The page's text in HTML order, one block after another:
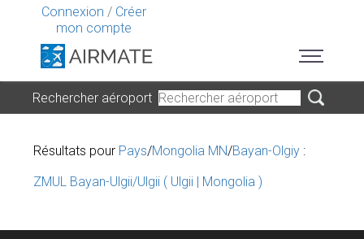
Connexion / Créer
mon compte
Rechercher aéroport
Résultats pour Pays/Mongolia MN/Bayan-Olgiy :
ZMUL Bayan-Ulgii/Ulgii ( Ulgii | Mongolia )